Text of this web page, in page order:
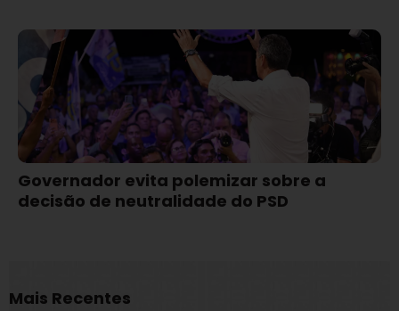
Governador evita polemizar sobre a
decisão de neutralidade do PSD
Mais Recentes